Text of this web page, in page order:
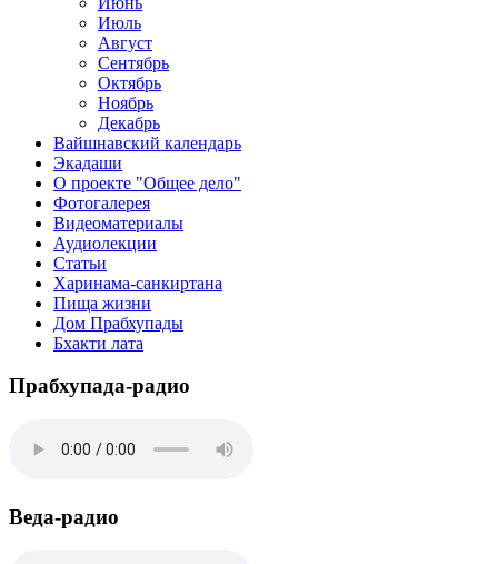
Июль
Август
Сентябрь
Октябрь
Ноябрь
Декабрь
Вайшнавский календарь
Экадаши
О проекте "Общее дело"
Фотогалерея
Видеоматериалы
Аудиолекции
Статьи
Харинама-санкиртана
Пища жизни
Дом Прабхупады
Бхакти лата
Прабхупада-радио
Веда-радио